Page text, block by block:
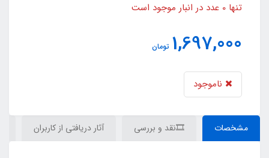
تنها 0 عدد در انبار موجود است
1,697,000 تومان
ناموجود
مشخصات 🎞نقد و بررسی آثار دریافتی از کاربران